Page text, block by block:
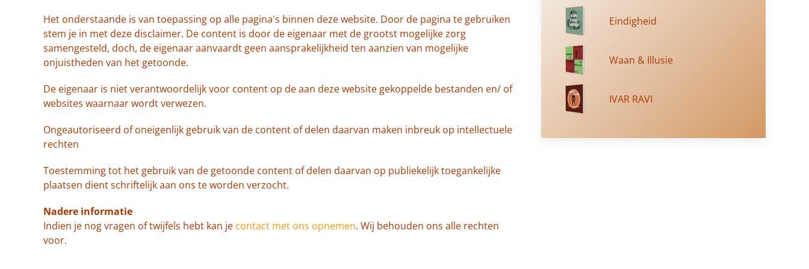
Het onderstaande is van toepassing op alle pagina's binnen deze website. Door de pagina te gebruiken
stem je in met deze disclaimer. De content is door de eigenaar met de grootst mogelijke zorg
samengesteld, doch, de eigenaar aanvaardt geen aansprakelijkheid ten aanzien van mogelijke
onjuistheden van het getoonde.
De eigenaar is niet verantwoordelijk voor content op de aan deze website gekoppelde bestanden en/ of
websites waarnaar wordt verwezen.
Ongeautoriseerd of oneigenlijk gebruik van de content of delen daarvan maken inbreuk op intellectuele
rechten
Toestemming tot het gebruik van de getoonde content of delen daarvan op publiekelijk toegankelijke
plaatsen dient schriftelijk aan ons te worden verzocht.
Nadere informatie
Indien je nog vragen of twijfels hebt kan je contact met ons opnemen. Wij behouden ons alle rechten
voor.
Eindigheid
Waan & Illusie
IVAR RAVI